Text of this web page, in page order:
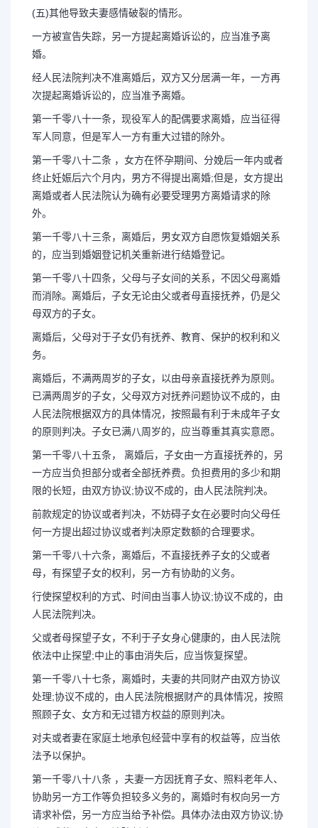
(五)其他导致夫妻感情破裂的情形。
一方被宣告失踪，另一方提起离婚诉讼的，应当准予离
婚。
经人民法院判决不准离婚后，双方又分居满一年，一方再
次提起离婚诉讼的，应当准予离婚。
第一千零八十一条，现役军人的配偶要求离婚，应当征得
军人同意，但是军人一方有重大过错的除外。
第一千零八十二条 ，女方在怀孕期间、分娩后一年内或者
终止妊娠后六个月内，男方不得提出离婚;但是，女方提出
离婚或者人民法院认为确有必要受理男方离婚请求的除
外。
第一千零八十三条，离婚后，男女双方自愿恢复婚姻关系
的，应当到婚姻登记机关重新进行结婚登记。
第一千零八十四条，父母与子女间的关系，不因父母离婚
而消除。离婚后，子女无论由父或者母直接抚养，仍是父
母双方的子女。
离婚后，父母对于子女仍有抚养、教育、保护的权利和义
务。
离婚后，不满两周岁的子女，以由母亲直接抚养为原则。
已满两周岁的子女，父母双方对抚养问题协议不成的，由
人民法院根据双方的具体情况，按照最有利于未成年子女
的原则判决。子女已满八周岁的，应当尊重其真实意愿。
第一千零八十五条， 离婚后，子女由一方直接抚养的，另
一方应当负担部分或者全部抚养费。负担费用的多少和期
限的长短，由双方协议;协议不成的，由人民法院判决。
前款规定的协议或者判决，不妨碍子女在必要时向父母任
何一方提出超过协议或者判决原定数额的合理要求。
第一千零八十六条，离婚后，不直接抚养子女的父或者
母，有探望子女的权利，另一方有协助的义务。
行使探望权利的方式、时间由当事人协议;协议不成的，由
人民法院判决。
父或者母探望子女，不利于子女身心健康的，由人民法院
依法中止探望;中止的事由消失后，应当恢复探望。
第一千零八十七条，离婚时，夫妻的共同财产由双方协议
处理;协议不成的，由人民法院根据财产的具体情况，按照
照顾子女、女方和无过错方权益的原则判决。
对夫或者妻在家庭土地承包经营中享有的权益等，应当依
法予以保护。
第一千零八十八条 ，夫妻一方因抚育子女、照料老年人、
协助另一方工作等负担较多义务的，离婚时有权向另一方
请求补偿，另一方应当给予补偿。具体办法由双方协议;协